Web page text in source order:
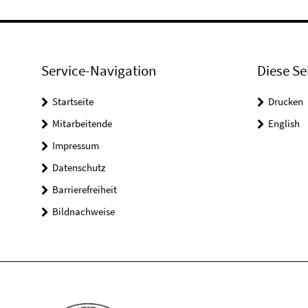
Service-Navigation
Startseite
Mitarbeitende
Impressum
Datenschutz
Barrierefreiheit
Bildnachweise
Diese
Drucken
English